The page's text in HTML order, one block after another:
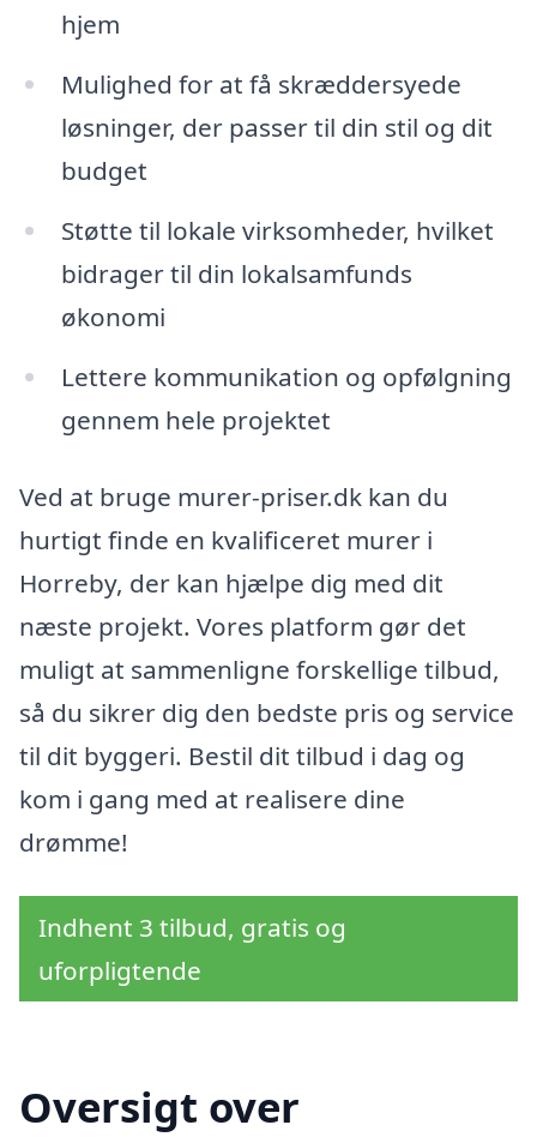
hjem
Mulighed for at få skræddersyede
løsninger, der passer til din stil og dit
budget
Støtte til lokale virksomheder, hvilket
bidrager til din lokalsamfunds
økonomi
Lettere kommunikation og opfølgning
gennem hele projektet
Ved at bruge murer-priser.dk kan du
hurtigt finde en kvalificeret murer i
Horreby, der kan hjælpe dig med dit
næste projekt. Vores platform gør det
muligt at sammenligne forskellige tilbud,
så du sikrer dig den bedste pris og service
til dit byggeri. Bestil dit tilbud i dag og
kom i gang med at realisere dine
drømme!
Indhent 3 tilbud, gratis og
uforpligtende
Oversigt over